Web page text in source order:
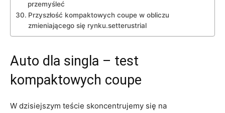
przemyśleć
Przyszłość kompaktowych coupe w obliczu
zmieniającego się‌ rynku.setterustrial
Auto dla singla – test
kompaktowych coupe
W ⁤dzisiejszym⁤ teście skoncentrujemy się na